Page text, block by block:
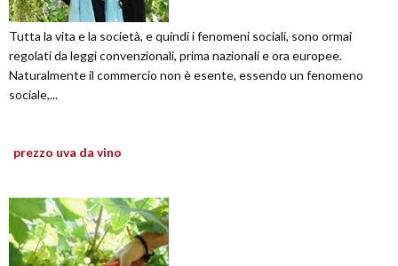
Tutta la vita e la società, e quindi i fenomeni sociali, sono ormai
regolati da leggi convenzionali, prima nazionali e ora europee.
Naturalmente il commercio non è esente, essendo un fenomeno
sociale,...
prezzo uva da vino